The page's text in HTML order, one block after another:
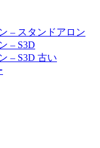
– スタンドアロン
– S3D
– S3D 古い